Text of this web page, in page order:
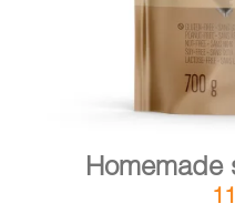
Homemade